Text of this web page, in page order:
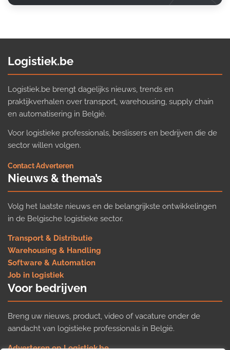
Logistiek.be
Logistiek.be brengt dagelijks nieuws, trends en
praktijkverhalen over transport, warehousing, supply chain
en automatisering in België.
Voor logistieke professionals, beslissers en bedrijven die de
sector willen volgen.
Contact·Adverteren
Nieuws & thema’s
Volg het laatste nieuws en de belangrijkste ontwikkelingen
in de Belgische logistieke sector.
Transport & Distributie
Warehousing & Handling
Software & Automation
Job in logistiek
Voor bedrijven
Breng uw nieuws, product, video of vacature onder de
aandacht van logistieke professionals in België.
Adverteren op Logistiek.be